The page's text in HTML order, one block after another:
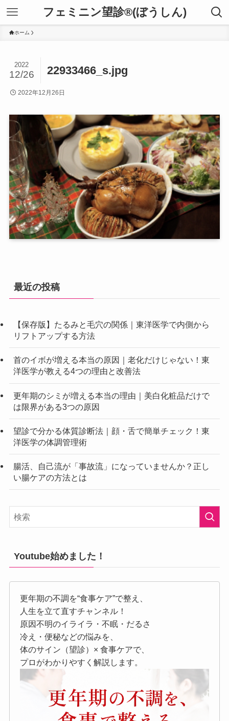
フェミニン望診®(ぼうしん)
ホーム
22933466_s.jpg
2022
12/26
2022年12月26日
最近の投稿
【保存版】たるみと毛穴の関係｜東洋医学で内側から
リフトアップする方法
首のイボが増える本当の原因｜老化だけじゃない！東
洋医学が教える4つの理由と改善法
更年期のシミが増える本当の理由｜美白化粧品だけで
は限界がある3つの原因
望診で分かる体質診断法｜顔・舌で簡単チェック！東
洋医学の体調管理術
腸活、自己流が「事故流」になっていませんか？正し
い腸ケアの方法とは
Youtube始めました！
更年期の不調を“食事ケア”で整え、
人生を立て直すチャンネル！
原因不明のイライラ・不眠・だるさ
冷え・便秘などの悩みを、
体のサイン（望診）× 食事ケアで、
プロがわかりやすく解説します。